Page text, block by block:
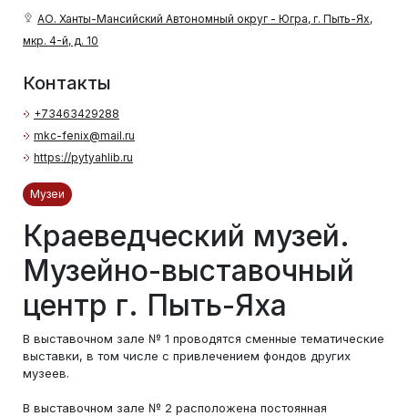
АО. Ханты-Мансийский Автономный округ - Югра, г. Пыть-Ях,
мкр. 4-й, д. 10
Контакты
+73463429288
mkc-fenix@mail.ru
https://pytyahlib.ru
Музеи
Краеведческий музей.
Музейно-выставочный
центр г. Пыть-Яха
В выставочном зале № 1 проводятся сменные тематические
выставки, в том числе с привлечением фондов других
музеев.
В выставочном зале № 2 расположена постоянная